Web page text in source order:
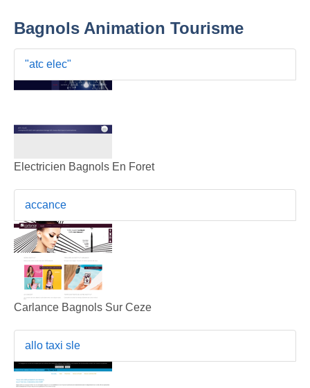
Bagnols Animation Tourisme
"atc elec"
Electricien Bagnols En Foret
accance
Carlance Bagnols Sur Ceze
allo taxi sle